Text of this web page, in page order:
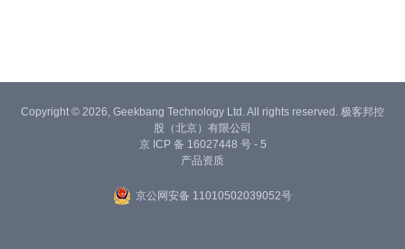
Copyright © 2026, Geekbang Technology Ltd. All rights reserved. 极客邦控
股（北京）有限公司
京 ICP 备 16027448 号 - 5
产品资质
京公网安备 11010502039052号